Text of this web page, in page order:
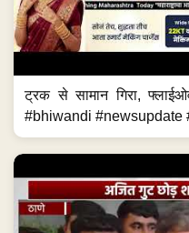
ट्रक से सामान गिरा,
#bhiwandi #newsupdate